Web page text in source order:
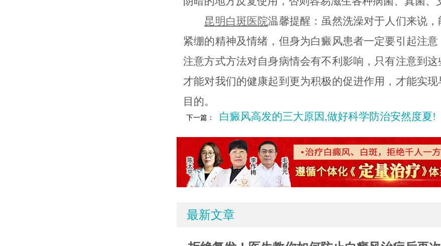
昆明白斑医院温馨提醒：虽然洗澡对于人们来说，
紧绷的精神及情绪，但身为白癜风患者一定要引起注
注意方式方法对自身病情会有不利影响，只有注意到这
才能对我们的健康起到更为积极的促进作用，才能实现
目的。
下一篇： 白癜风高发的三大原因,做好科学防治安然度夏!
最新文章